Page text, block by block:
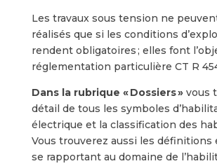
Les travaux sous tension ne
réalisés que si les conditions
rendent obligatoires ; elles font
réglementation particulière CT R
Dans la rubrique « Dossiers »vous
détail de tous les symboles
électrique et la classification des
Vous trouverez aussi les définitions
se rapportant au domaine de